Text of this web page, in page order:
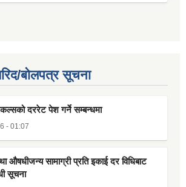
बोलपत्र सूचना
दररेट पेश गर्ने सम्बन्धमा
- 01:07
औषधीजन्य सामाग्री प्रति इकाई दर विधिबाट
सूचना